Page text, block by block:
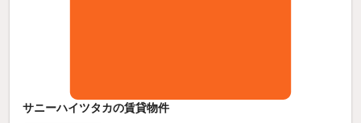
サニーハイツタカの賃貸物件